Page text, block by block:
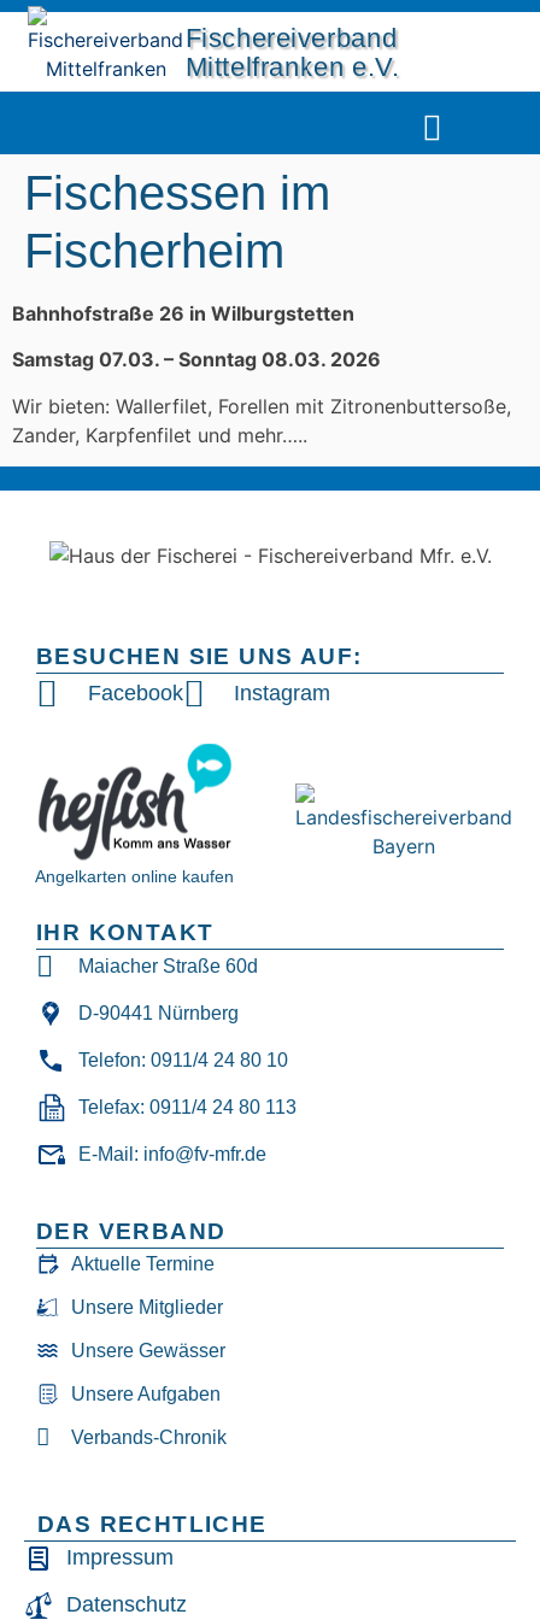
Fischereiverband
Mittelfranken e.V.
Fischessen im
Fischerheim
Bahnhofstraße 26 in Wilburgstetten
Samstag 07.03. – Sonntag 08.03. 2026
Wir bieten: Wallerfilet, Forellen mit Zitronenbuttersoße,
Zander, Karpfenfilet und mehr…..
BESUCHEN SIE UNS AUF:
Facebook Instagram
Angelkarten online kaufen
IHR KONTAKT
Maiacher Straße 60d
D-90441 Nürnberg
Telefon: 0911/4 24 80 10
Telefax: 0911/4 24 80 113
E-Mail: info@fv-mfr.de
DER VERBAND
Aktuelle Termine
Unsere Mitglieder
Unsere Gewässer
Unsere Aufgaben
Verbands-Chronik
DAS RECHTLICHE
Impressum
Datenschutz